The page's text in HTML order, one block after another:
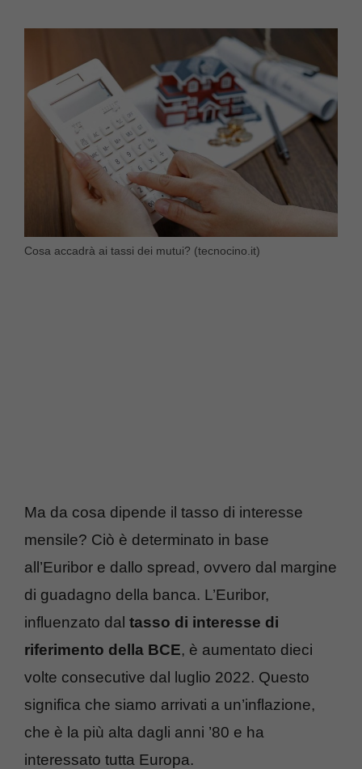
Cosa accadrà ai tassi dei mutui? (tecnocino.it)
Ma da cosa dipende il tasso di interesse
mensile? Ciò è determinato in base
all’Euribor e dallo spread, ovvero dal margine
di guadagno della banca. L’Euribor,
influenzato dal tasso di interesse di
riferimento della BCE, è aumentato dieci
volte consecutive dal luglio 2022. Questo
significa che siamo arrivati a un’inflazione,
che è la più alta dagli anni ’80 e ha
interessato tutta Europa.